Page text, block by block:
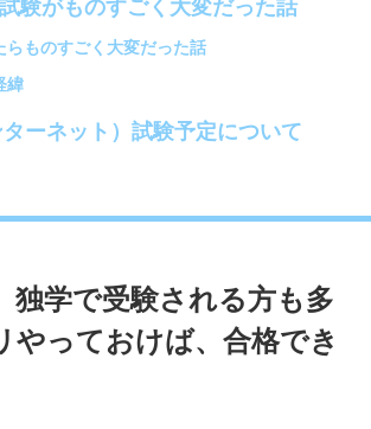
験がものすごく大変だった話
らものすごく大変だった話
緯
ーネット）試験予定について
独学で受験される方も多
やっておけば、合格でき